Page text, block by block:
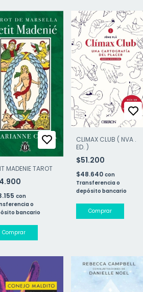
MADENIE TAROT
con
o
bancario
CLIMAX CLUB ( NVA .
ED. )
$51.200
$48.640 con
Transferencia o
depósito bancario